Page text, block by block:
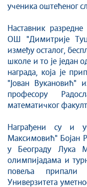
ученика оштећеног
Наставник
ОШ "Димитрије
између осталог,
школе и то је један
награда, која је
"Јован Вукановић"
професору
математичког
Награђени су и
Максимовић" Бојан
у Београду Лука
олимпијадама и
повеља припали
Универзитета